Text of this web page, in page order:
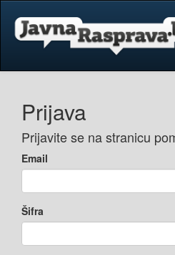
Prijava
Prijavite se na stranicu
Email
Šifra